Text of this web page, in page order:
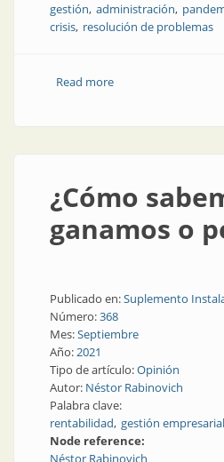
gestión administración
crisis resolución de problemas
Read moreabout
¿Cómo
ganamos o
Publicado en:Suplemento
Número:368
Mes:Septiembre
Año:2021
Tipo de artículo:Opinión
Autor: Néstor Rabinovich
Palabra clave:
rentabilidad gestión empresarial
Node reference:
Néstor Rabinovich